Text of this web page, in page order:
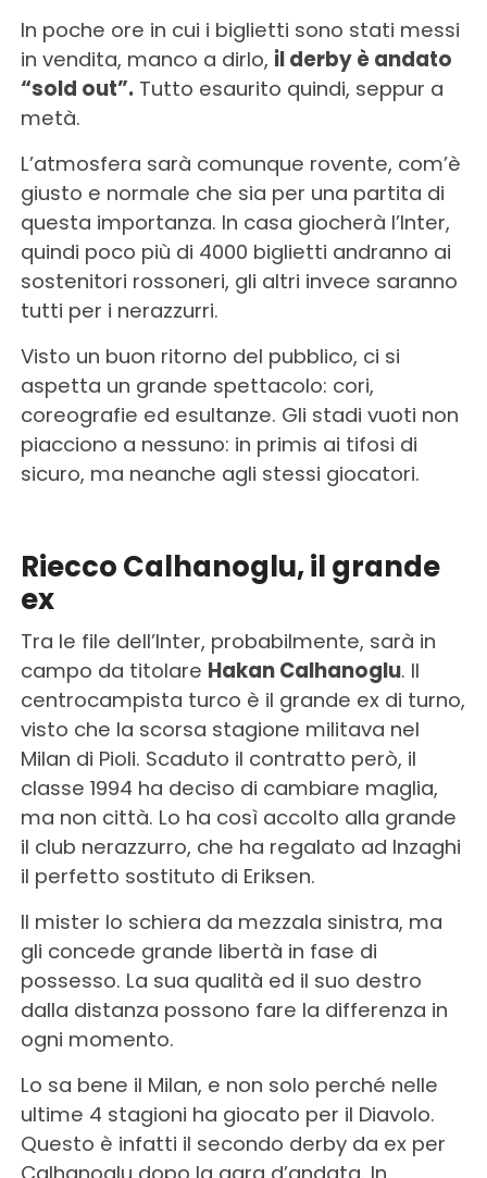
In poche ore in cui i biglietti sono stati messi
in vendita, manco a dirlo, il derby è andato
“sold out”. Tutto esaurito quindi, seppur a
metà.
L’atmosfera sarà comunque rovente, com’è
giusto e normale che sia per una partita di
questa importanza. In casa giocherà l’Inter,
quindi poco più di 4000 biglietti andranno ai
sostenitori rossoneri, gli altri invece saranno
tutti per i nerazzurri.
Visto un buon ritorno del pubblico, ci si
aspetta un grande spettacolo: cori,
coreografie ed esultanze. Gli stadi vuoti non
piacciono a nessuno: in primis ai tifosi di
sicuro, ma neanche agli stessi giocatori.
Riecco Calhanoglu, il grande
ex
Tra le file dell’Inter, probabilmente, sarà in
campo da titolare Hakan Calhanoglu. Il
centrocampista turco è il grande ex di turno,
visto che la scorsa stagione militava nel
Milan di Pioli. Scaduto il contratto però, il
classe 1994 ha deciso di cambiare maglia,
ma non città. Lo ha così accolto alla grande
il club nerazzurro, che ha regalato ad Inzaghi
il perfetto sostituto di Eriksen.
Il mister lo schiera da mezzala sinistra, ma
gli concede grande libertà in fase di
possesso. La sua qualità ed il suo destro
dalla distanza possono fare la differenza in
ogni momento.
Lo sa bene il Milan, e non solo perché nelle
ultime 4 stagioni ha giocato per il Diavolo.
Questo è infatti il secondo derby da ex per